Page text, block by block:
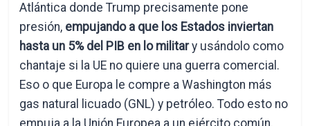
Atlántica donde Trump precisamente pone
presión, empujando a que los Estados inviertan
hasta un 5% del PIB en lo military usándolo como
chantaje si la UE no quiere una guerra comercial.
Eso o que Europa le compre a Washington más
gas natural licuado (GNL) y petróleo. Todo esto no
empuja a la Unión Europea a un ejército común,